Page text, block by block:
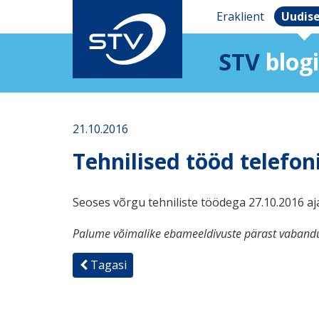
Eraklient
STV blogi
21.10.2016
Tehnilised tööd
Seoses võrgu tehniliste töödega 27.10.2016
Palume võimalike ebameeldivuste pärast
Tagasi